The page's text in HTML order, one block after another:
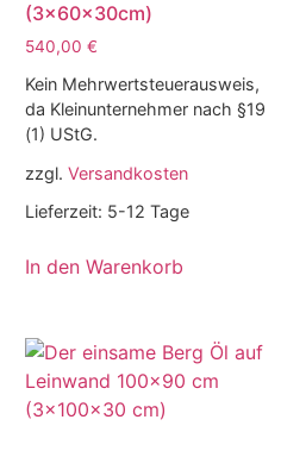
(3x60x30cm)
540,00 €
Kein Mehrwertsteuerausweis,
da Kleinunternehmer nach §19
(1) UStG.
zzgl. Versandkosten
Lieferzeit: 5-12 Tage
In den Warenkorb